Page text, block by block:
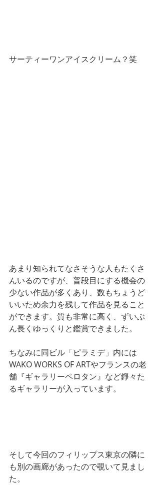
サーティーワンアイスクリーム？笑
あまり知られてなさそうな人もたくさ
んいるのですが、普段目にする機会の
少ない作品が多くあり、数もちょうど
いいため余力を残して作品を見ること
ができます。質も非常に高く、ずいぶ
ん長くゆっくりと鑑賞できました。
ちなみに同ビル「ピラミデ」内には
WAKO WORKS OF ARTやフランスの老
舗『ギャラリーペロタン』など錚々た
るギャラリーが入っています。
そして今回のフィリップス東京の隣に
も別の画廊があったので覗いて見まし
た。